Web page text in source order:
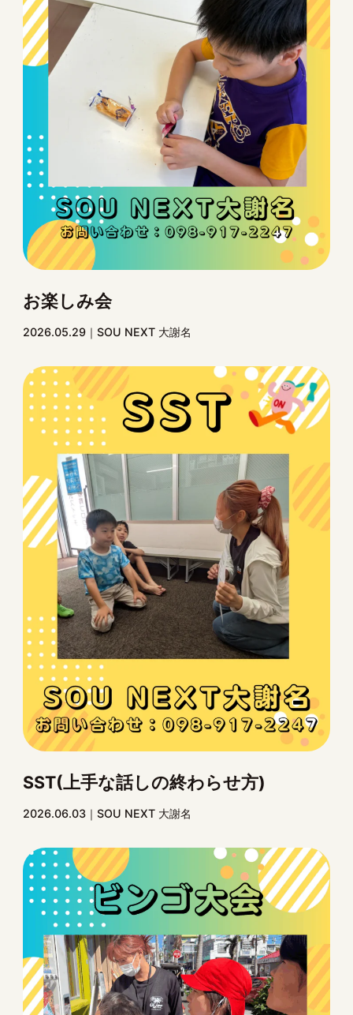
お楽しみ会
2026.05.29 SOU NEXT 大謝名
SST(上手な話しの終わらせ方)
2026.06.03 SOU NEXT 大謝名